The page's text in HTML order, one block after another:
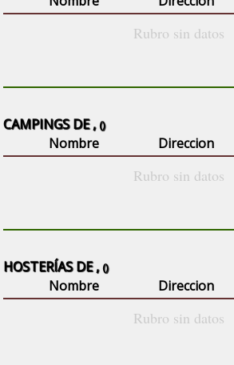
Rubro sin datos
CAMPINGS DE ,()
Nombre Direccion
Rubro sin datos
HOSTERÍAS DE ,()
Nombre Direccion
Rubro sin datos